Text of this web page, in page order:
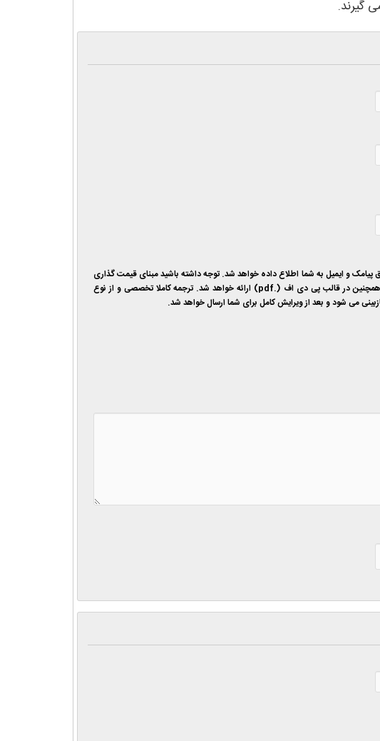
کمتر از 15 دقیقه بررسی شده و از طریق پیامک و ایمیل به شما اطلاع داده خواهد شد. توجه داشته باشید مبنای قیمت گذاری
براساس تعداد کلمات مقاله بوده و فایل ترجمه در قالب ورد (.doc و .docx) و همچنین در قالب پی دی اف (.pdf) ارائه خواهد شد. ترجمه کاملا تخصصی و از نوع
می شود و بعد از ویرایش کامل برای شما ارسال خواهد شد.